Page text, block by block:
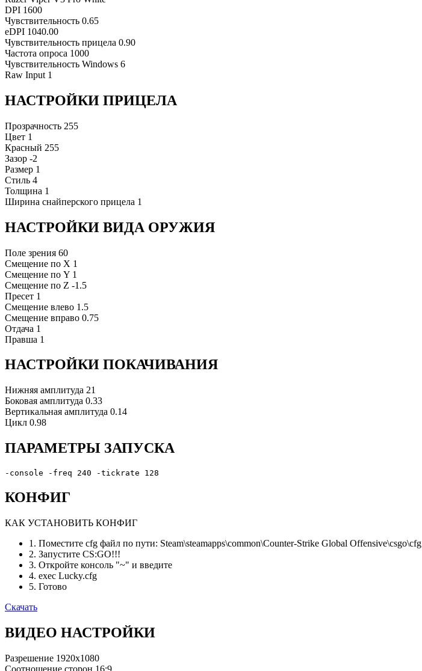
DPI 1600
Чувствительность 0.65
eDPI 1040.00
Чувствительность прицела 0.90
Частота опроса 1000
Чувствительность Windows 6
Raw Input 1
НАСТРОЙКИ ПРИЦЕЛА
Прозрачность 255
Цвет 1
Красный 255
Зазор -2
Размер 1
Стиль 4
Толщина 1
Ширина снайперского прицела 1
НАСТРОЙКИ ВИДА ОРУЖИЯ
Поле зрения 60
Смещение по X 1
Смещение по Y 1
Смещение по Z -1.5
Пресет 1
Смещение влево 1.5
Смещение вправо 0.75
Отдача 1
Правша 1
НАСТРОЙКИ ПОКАЧИВАНИЯ
Нижняя амплитуда 21
Боковая амплитуда 0.33
Вертикальная амплитуда 0.14
Цикл 0.98
ПАРАМЕТРЫ ЗАПУСКА
-console -freq 240 -tickrate 128
КОНФИГ
КАК УСТАНОВИТЬ КОНФИГ
1. Поместите cfg файл по пути: Steam\steamapps\common\Counter-Strike Global Offensive\csgo\cfg
2. Запустите CS:GO!!!
3. Откройте консоль "~" и введите
4. exec Lucky.cfg
5. Готово
Скачать
ВИДЕО НАСТРОЙКИ
Разрешение 1920x1080
Соотношение сторон 16:9